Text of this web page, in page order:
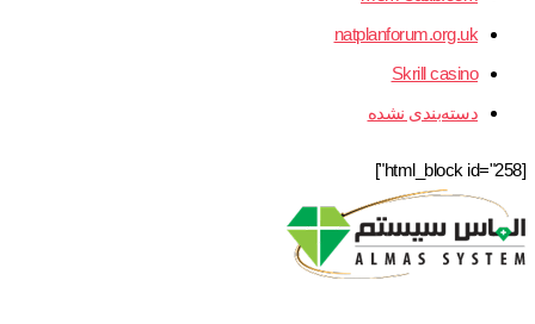
natplanforum.org.uk
Skrill casino
دسته‌بندی نشده
[html_block id="258"]